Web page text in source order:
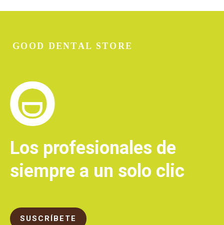
GOOD DENTAL STORE
Los profesionales de
siempre a un solo clic
SUSCRÍBETE